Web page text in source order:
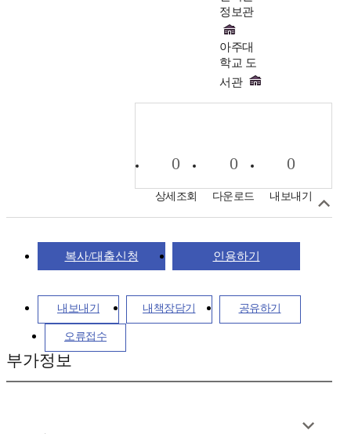
정보관
아주대
학교 도
서관
0
상세조회
0
다운로드
0
내보내기
복사/대출신청 인용하기
내보내기 내책장담기 공유하기
오류접수
부가정보